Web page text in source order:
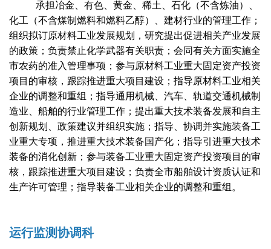
承担冶金、有色、黄金、稀土、石化（不含炼油）、
化工（不含煤制燃料和燃料乙醇）、建材行业的管理工作；
组织拟订原材料工业发展规划，研究提出促进相关产业发展
的政策；负责禁止化学武器有关职责；会同有关方面实施全
市农药的准入管理事项；参与原材料工业重大固定资产投资
项目的审核，跟踪推进重大项目建设；指导原材料工业相关
企业的调整和重组；指导通用机械、汽车、轨道交通机械制
造业、船舶的行业管理工作；提出重大技术装备发展和自主
创新规划、政策建议并组织实施；指导、协调并实施装备工
业重大专项，推进重大技术装备国产化；指导引进重大技术
装备的消化创新；参与装备工业重大固定资产投资项目的审
核，跟踪推进重大项目建设；负责全市船舶设计资质认证和
生产许可管理；指导装备工业相关企业的调整和重组。
运行监测协调科